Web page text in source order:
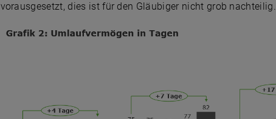
vorausgesetzt, dies ist für den Gläubiger nicht grob nachteilig.